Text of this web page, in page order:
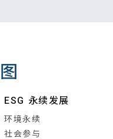
ESG 永续发展
环境永续
社会参与